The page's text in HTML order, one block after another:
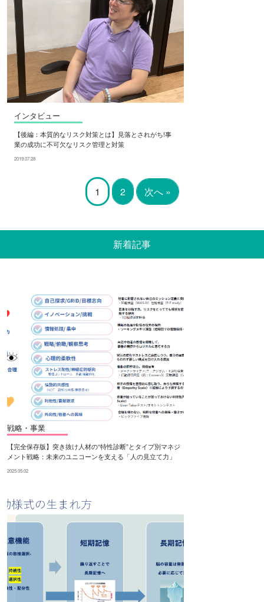
インタビュー
【後編：本質的なリスク対策とは】見落とされがち!事
業の成功に不可欠なリスク管理と対策
2019.07.28
1 2 次へ »
新着記事
戦略・事業
【完全保存版】突き抜け人材の“特性診断”とタイプ別マネジ
メント戦略：未来のユニコーンを支える「人の見立て力」
2025.05.02